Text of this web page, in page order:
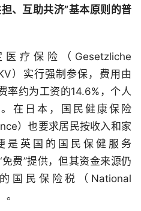
、互助共济”基本原则的普
疗保险（Gesetzliche
）实行强制参保，费用由
率约为工资的14.6%，个人
在日本，国民健康保险
）也要求居民按收入和家
是英国的国民保健服务
免费”提供，但其资金来源仍
国民保险税（National